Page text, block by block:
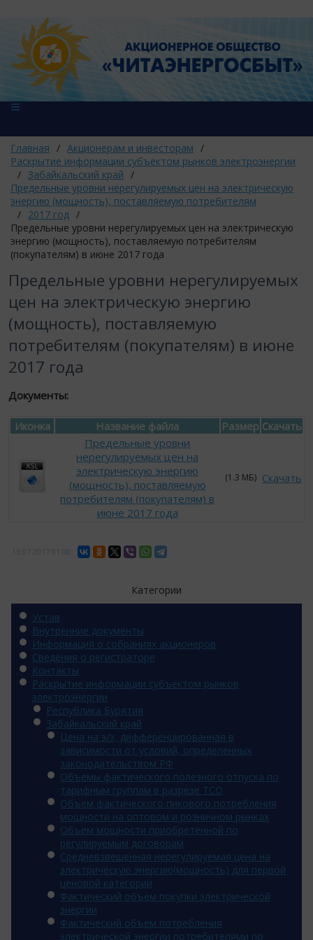
Главная / Акционерам и инвесторам /
Раскрытие информации субъектом рынков электроэнергии
/ Забайкальский край /
Предельные уровни нерегулируемых цен на электрическую
энергию (мощность), поставляемую потребителям
/ 2017 год /
Предельные уровни нерегулируемых цен на электрическую
энергию (мощность), поставляемую потребителям
(покупателям) в июне 2017 года
Предельные уровни нерегулируемых
цен на электрическую энергию
(мощность), поставляемую
потребителям (покупателям) в июне
2017 года
Документы:
Иконка Название файла Размер Скачать
Предельные уровни
нерегулируемых цен на
электрическую энергию
(мощность), поставляемую
потребителям (покупателям) в
июне 2017 года
(1.3 МБ) Скачать
Категории
Устав
Внутренние документы
Информация о собраниях акционеров
Сведения о регистраторе
Контакты
Раскрытие информации субъектом рынков
электроэнергии
Республика Бурятия
Забайкальский край
Цена на э/э, дифференцированная в
зависимости от условий, определенных
законодательством РФ
Объемы фактического полезного отпуска по
тарифным группам в разрезе ТСО
Объем фактического пикового потребления
мощности на оптовом и розничном рынках
Объем мощности приобретенной по
регулируемым договорам
Средневзвешенная нерегулируемая цена на
электрическую энергию(мощность) для первой
ценовой категории
Фактический объем покупки электрической
энергии
Фактический объем потребления
электрической энергии потребителями по